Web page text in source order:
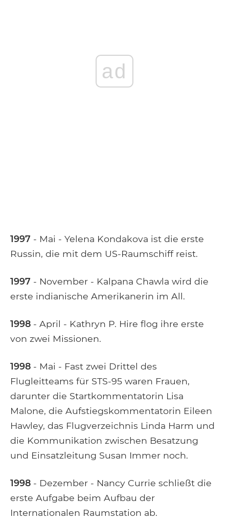
ad
1997 - Mai - Yelena Kondakova ist die erste
Russin, die mit dem US-Raumschiff reist.
1997 - November - Kalpana Chawla wird die
erste indianische Amerikanerin im All.
1998 - April - Kathryn P. Hire flog ihre erste
von zwei Missionen.
1998 - Mai - Fast zwei Drittel des
Flugleitteams für STS-95 waren Frauen,
darunter die Startkommentatorin Lisa
Malone, die Aufstiegskommentatorin Eileen
Hawley, das Flugverzeichnis Linda Harm und
die Kommunikation zwischen Besatzung
und Einsatzleitung Susan Immer noch.
1998 - Dezember - Nancy Currie schließt die
erste Aufgabe beim Aufbau der
Internationalen Raumstation ab.